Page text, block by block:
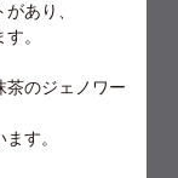
あり、
。
茶のジェノワー
す。